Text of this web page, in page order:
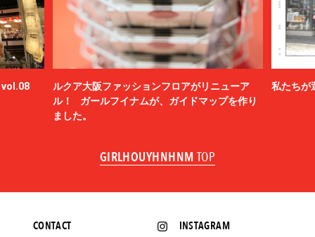
vol.08
ルクア大阪ファッションフロアがリニューア
ル！ ガールフイナムが、ガイドマップを作り
ました。
私たちが
GIRLHOUYHNHNM TOP
INSTAGRAM
CONTACT